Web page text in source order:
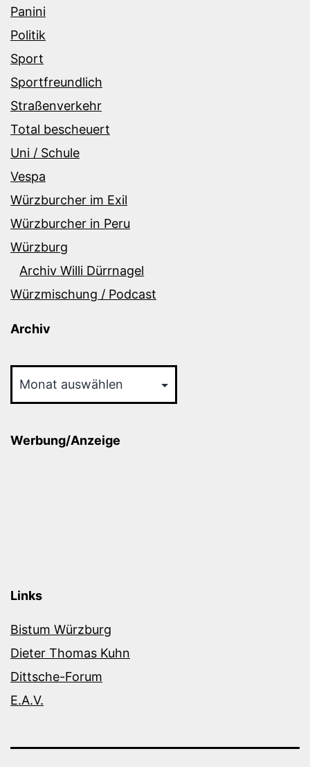
Panini
Politik
Sport
Sportfreundlich
Straßenverkehr
Total bescheuert
Uni / Schule
Vespa
Würzburcher im Exil
Würzburcher in Peru
Würzburg
Archiv Willi Dürrnagel
Würzmischung / Podcast
Archiv
Werbung/Anzeige
Links
Bistum Würzburg
Dieter Thomas Kuhn
Dittsche-Forum
E.A.V.